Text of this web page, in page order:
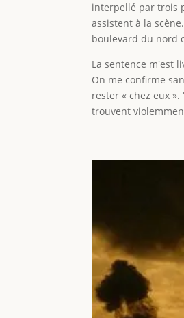
interpellé par trois
assistent à la
boulevard du nord
La sentence m'est
On me confirme
rester « chez eux
trouvent